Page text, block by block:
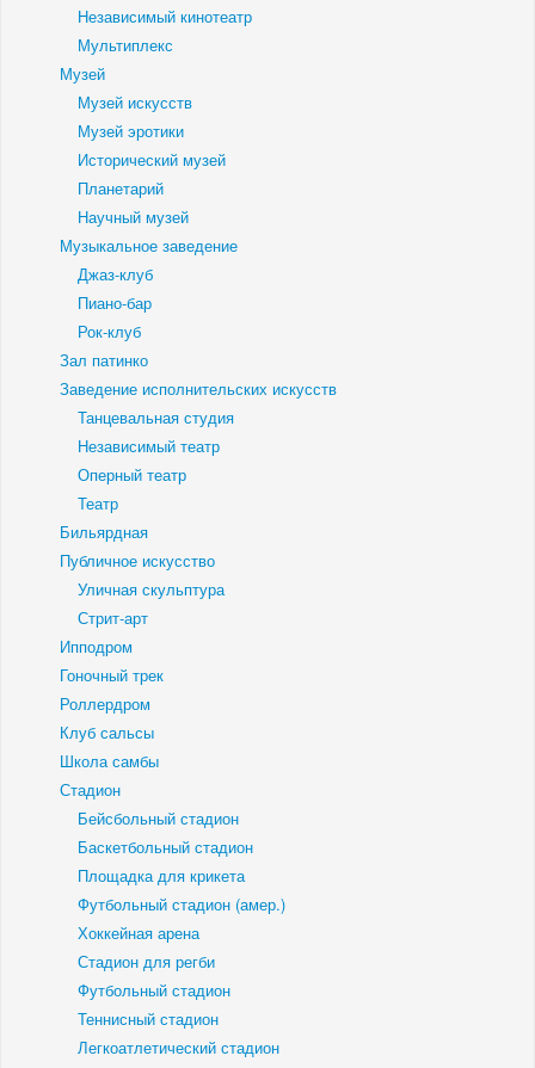
Независимый кинотеатр
Мультиплекс
Музей
Музей искусств
Музей эротики
Исторический музей
Планетарий
Научный музей
Музыкальное заведение
Джаз-клуб
Пиано-бар
Рок-клуб
Зал патинко
Заведение исполнительских искусств
Танцевальная студия
Независимый театр
Оперный театр
Театр
Бильярдная
Публичное искусство
Уличная скульптура
Стрит-арт
Ипподром
Гоночный трек
Роллердром
Клуб сальсы
Школа самбы
Стадион
Бейсбольный стадион
Баскетбольный стадион
Площадка для крикета
Футбольный стадион (амер.)
Хоккейная арена
Стадион для регби
Футбольный стадион
Теннисный стадион
Легкоатлетический стадион